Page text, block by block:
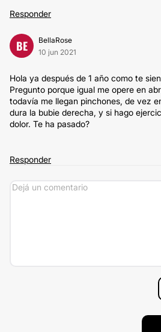
Responder
BE
BellaRose
10 jun 2021
Hola ya después de 1 año como te
Pregunto porque igual me opere en
todavía me llegan pinchones, de vez
dura la bubie derecha, y si hago
dolor. Te ha pasado?
Responder